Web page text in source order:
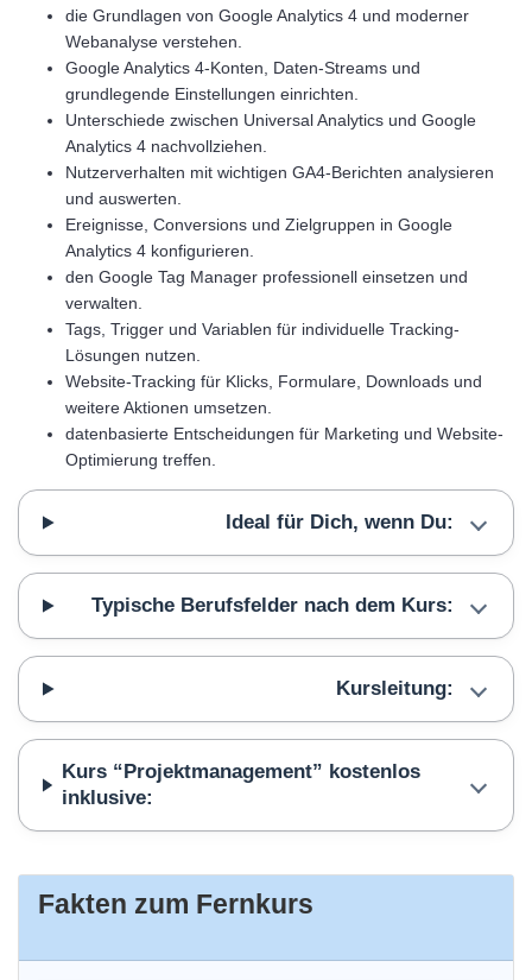
die Grundlagen von Google Analytics 4 und moderner
Webanalyse verstehen.
Google Analytics 4-Konten, Daten-Streams und
grundlegende Einstellungen einrichten.
Unterschiede zwischen Universal Analytics und Google
Analytics 4 nachvollziehen.
Nutzerverhalten mit wichtigen GA4-Berichten analysieren
und auswerten.
Ereignisse, Conversions und Zielgruppen in Google
Analytics 4 konfigurieren.
den Google Tag Manager professionell einsetzen und
verwalten.
Tags, Trigger und Variablen für individuelle Tracking-
Lösungen nutzen.
Website-Tracking für Klicks, Formulare, Downloads und
weitere Aktionen umsetzen.
datenbasierte Entscheidungen für Marketing und Website-
Optimierung treffen.
Ideal für Dich, wenn Du:
Typische Berufsfelder nach dem Kurs:
Kursleitung:
Kurs “Projektmanagement” kostenlos
inklusive:
Fakten zum Fernkurs